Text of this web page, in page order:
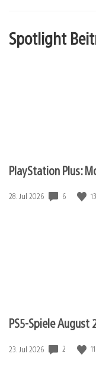
Spotlight
PlayStation Plus:
Veröffentlichungsdatum:
28. Jul 2026 6 13
PS5-Spiele August
Veröffentlichungsdatum:
23. Jul 2026 2 11